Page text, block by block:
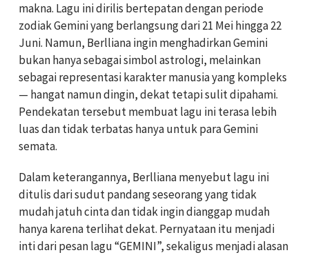
makna. Lagu ini dirilis bertepatan dengan periode
zodiak Gemini yang berlangsung dari 21 Mei hingga 22
Juni. Namun, Berlliana ingin menghadirkan Gemini
bukan hanya sebagai simbol astrologi, melainkan
sebagai representasi karakter manusia yang kompleks
— hangat namun dingin, dekat tetapi sulit dipahami.
Pendekatan tersebut membuat lagu ini terasa lebih
luas dan tidak terbatas hanya untuk para Gemini
semata.
Dalam keterangannya, Berlliana menyebut lagu ini
ditulis dari sudut pandang seseorang yang tidak
mudah jatuh cinta dan tidak ingin dianggap mudah
hanya karena terlihat dekat. Pernyataan itu menjadi
inti dari pesan lagu “GEMINI”, sekaligus menjadi alasan